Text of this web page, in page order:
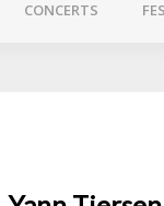
CONCERTS